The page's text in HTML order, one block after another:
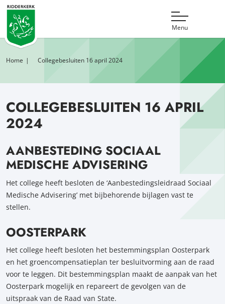
Menu
Home Collegebesluiten 16 april 2024
COLLEGEBESLUITEN 16 APRIL
2024
AANBESTEDING SOCIAAL
MEDISCHE ADVISERING
Het college heeft besloten de ‘Aanbestedingsleidraad Sociaal
Medische Advisering’ met bijbehorende bijlagen vast te
stellen.
OOSTERPARK
Het college heeft besloten het bestemmingsplan Oosterpark
en het groencompensatieplan ter besluitvorming aan de raad
voor te leggen. Dit bestemmingsplan maakt de aanpak van het
Oosterpark mogelijk en repareert de gevolgen van de
uitspraak van de Raad van State.